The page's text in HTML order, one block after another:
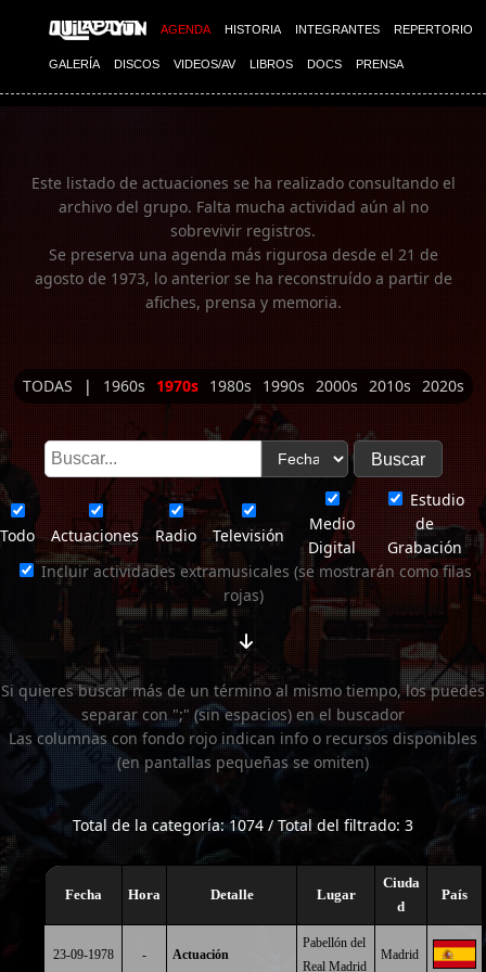
AGENDA HISTORIA INTEGRANTES REPERTORIO
GALERÍA DISCOS VIDEOS/AV LIBROS DOCS PRENSA
Imagen 01
Este listado de actuaciones se ha realizado consultando el
archivo del grupo. Falta mucha actividad aún al no
sobrevivir registros.
Se preserva una agenda más rigurosa desde el 21 de
agosto de 1973, lo anterior se ha reconstruído a partir de
afiches, prensa y memoria.
TODAS | 1960s 1970s 1980s 1990s 2000s 2010s 2020s
Todo Actuaciones Radio Televisión
Medio
Digital
Estudio
de
Grabación
Incluir actividades extramusicales (se mostrarán como filas
rojas)
Si quieres buscar más de un término al mismo tiempo, los puedes
separar con ";" (sin espacios) en el buscador
Las columnas con fondo rojo indican info o recursos disponibles
(en pantallas pequeñas se omiten)
Total de la categoría: 1074 / Total del filtrado: 3
Fecha Hora Detalle Lugar
Ciuda
d
País
23-09-1978 - Actuación
Pabellón del
Real Madrid
Madrid